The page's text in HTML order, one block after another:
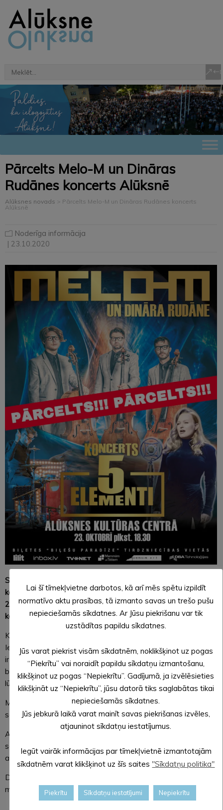
Pārcelts Melo-M un Dināras
Rudānes koncerts Alūksnē
Alūksnes novads > Pārcelts Melo-M un Dināras Rudānes koncerts
Alūksnē
Noderīga informācija
| 23.10.2020
Saistībā ar šorīt saņemtu pozitīvu Covid-19 testu vienam no
koncerta māksliniekiem, diemžēl tiek PĀRCELTS šodien,
23.oktobrī 18.30 plānotais Melo-M un Dināras Rudānes
koncerts Alūksnē!
Koncerts Alūksne tiek pārcelts uz 2021.gada 17.aprīļa 19.00.
Iegādātās biļetes būs derīgas uz koncerta jauno datumu, bet
ir iespējama arī biļešu atgriešana. Ja biļešu īpašnieki vēlās
biļetes atgriezt Alūksnes Kultūras centra kasē, liels, liels
lūgums gan to darīt no otrdienas, 27.oktobra.
Mākslinieki cer uz jūsu sapratni un no sirds atvainojas visiem
savas mūzikas cienītājiem, kuri biļetes jau bija iegādājušies.
Alūksnes Kultūras centra vārdā atvainojamies par
sagādātajām neērtībām, novēlam māksliniekam ātru
atveseļošanos un veselību pārējiem koncerta dalībniekiem.
Diemžēl šobrīd esošā situācija mēdz būt neprognozējama,
mums atliek tikai tai pielāgoties.
Lai šī tīmekļvietne darbotos, kā arī mēs spētu izpildīt
normatīvo aktu prasības, tā izmanto savas un trešo pušu
nepieciešamās sīkdatnes. Ar Jūsu piekrišanu var tik
uzstādītas papildu sīkdatnes.
Jūs varat piekrist visām sīkdatnēm, noklikšķinot uz pogas
“Piekrītu” vai noraidīt papildu sīkdatņu izmantošanu,
klikšķinot uz pogas “Nepiekrītu”. Gadījumā, ja izvēlēsieties
klikšķināt uz “Nepiekrītu”, jūsu datorā tiks saglabātas tikai
nepieciešamās sīkdatnes.
Jūs jebkurā laikā varat mainīt savas piekrišanas izvēles,
atjauninot sīkdatņu iestatījumus.
Iegūt vairāk informācijas par tīmekļvietnē izmantotajām
sīkdatnēm varat klikšķinot uz šīs saites "Sīkdatņu politika"
Piekrītu Sīkdatņu iestatījumi Nepiekrītu